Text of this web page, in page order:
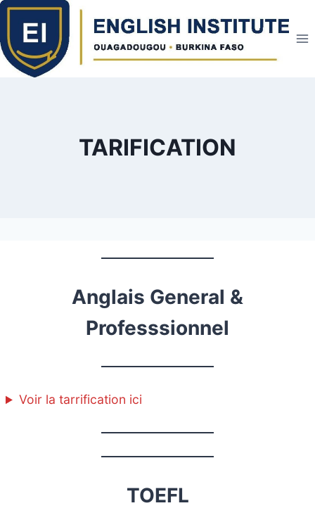
Skip
content
TARIFICATION
Anglais General &
Professsionnel
Voir la tarrification ici
TOEFL